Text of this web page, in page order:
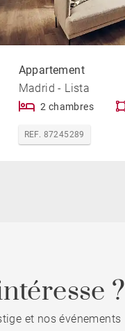
Appartement
Madrid - Lista
2 chambres
REF. 87245289
?
et nos événements